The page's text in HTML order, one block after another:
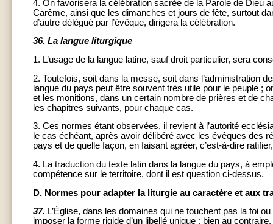
4. On favorisera la célébration sacrée de la Parole de Dieu
Carême, ainsi que les dimanches et jours de fête, surtout
d’autre délégué par l’évêque, dirigera la célébration.
36. La langue liturgique
1. L’usage de la langue latine, sauf droit particulier, sera
2. Toutefois, soit dans la messe, soit dans l’administration
langue du pays peut être souvent très utile pour le peuple ;
et les monitions, dans un certain nombre de prières et de
les chapitres suivants, pour chaque cas.
3. Ces normes étant observées, il revient à l’autorité
le cas échéant, après avoir délibéré avec les évêques des
pays et de quelle façon, en faisant agréer, c’est-à-dire
4. La traduction du texte latin dans la langue du pays, à
compétence sur le territoire, dont il est question ci-dessus.
D. Normes pour adapter la liturgie au caractère et aux
37. L’Église, dans les domaines qui ne touchent pas la foi
imposer la forme rigide d’un libellé unique : bien au